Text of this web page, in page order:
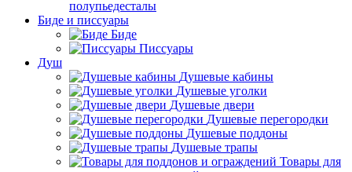
полупьедесталы
Биде и писсуары
Биде
Писсуары
Душ
Душевые кабины
Душевые уголки
Душевые двери
Душевые перегородки
Душевые поддоны
Душевые трапы
Товары для